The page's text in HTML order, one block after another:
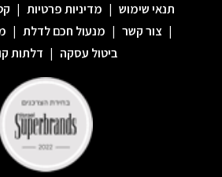
תנאי שימוש | מדיניות פרטיות |
| צור קשר | מנעול חכם לדלת |
ביטול עסקה | דלתות